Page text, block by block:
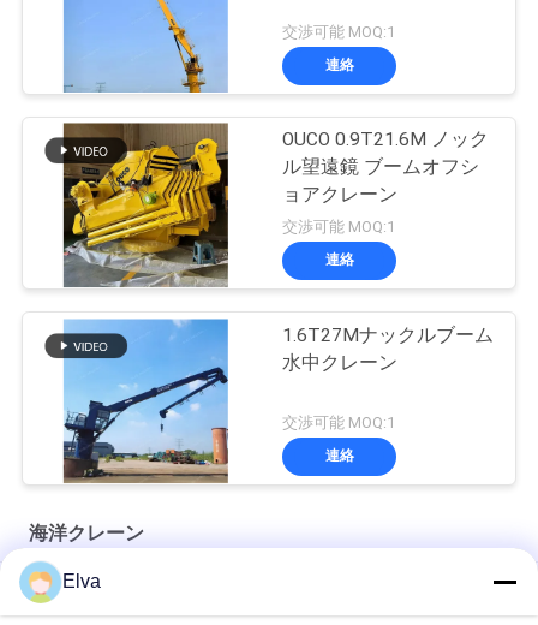
交渉可能 MOQ:1
連絡
OUCO 0.9T21.6M ノック
ル望遠鏡 ブームオフシ
ョアクレーン
交渉可能 MOQ:1
連絡
1.6T27Mナックルブーム
水中クレーン
交渉可能 MOQ:1
連絡
海洋クレーン
プレミアム OUCO マリン ワイヤー ロープ
Elva